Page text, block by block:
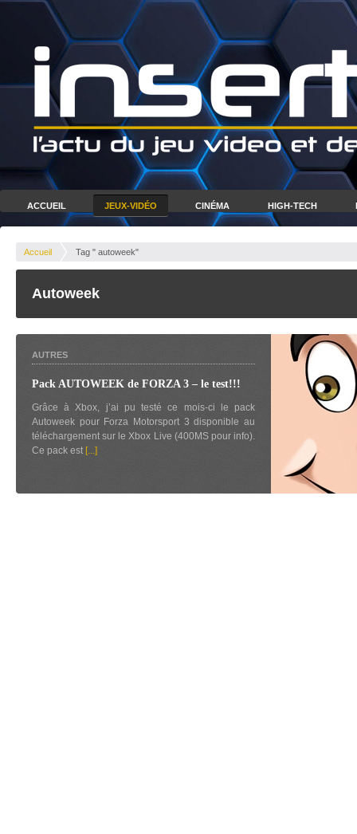
ACCUEIL JEUX-VIDÉO CINÉMA HIGH-TECH
Accueil Tag " autoweek"
Autoweek
AUTRES
Pack AUTOWEEK de FORZA 3 – le test!!!
Grâce à Xbox, j’ai pu testé ce mois-ci le pack
Autoweek pour Forza Motorsport 3 disponible au
téléchargement sur le Xbox Live (400MS pour info).
Ce pack est [...]